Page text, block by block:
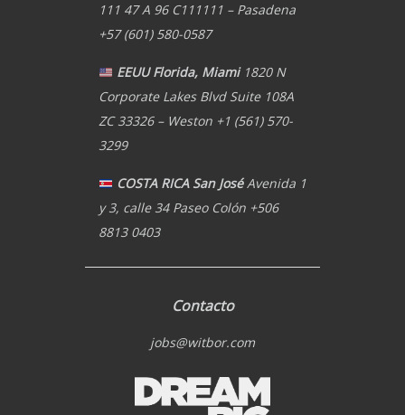
111 47 A 96 C111111 – Pasadena
+57 (601) 580-0587
EEUU Florida, Miami1820 N
Corporate Lakes Blvd Suite 108A
ZC 33326 – Weston +1 (561) 570-
3299
COSTA RICA San JoséAvenida 1
y 3, calle 34 Paseo Colón +506
8813 0403
Contacto
jobs@witbor.com